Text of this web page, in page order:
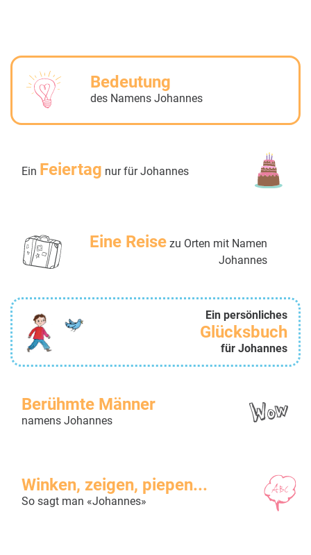
Bedeutung
des Namens Johannes
Ein Feiertag nur für Johannes
Eine Reise zu Orten mit Namen
Johannes
Ein persönliches
Glücksbuch
für Johannes
Berühmte Männer
namens Johannes
Winken, zeigen, piepen...
So sagt man «Johannes»